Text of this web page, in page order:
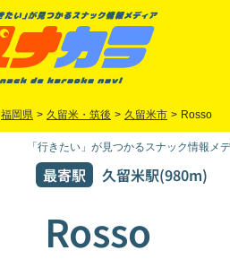
福岡県 > 久留米・筑後 > 久留米市 > Rosso
「行きたい」が見つかるスナック情報メ
最寄駅 久留米駅(980m)
Rosso